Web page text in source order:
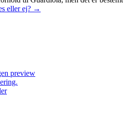
eller ej? →
preview